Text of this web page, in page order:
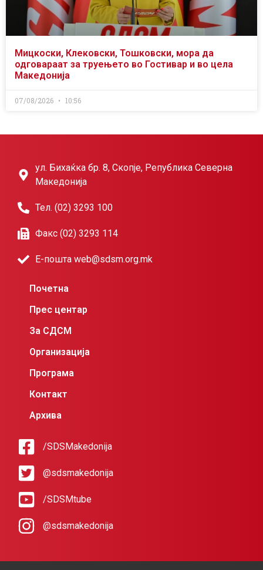
Мицкоски, Клековски, Тошковски, мора да
одговараат за труењето во Гостивар и во цела
Македонија
07/08/2026 10:56
ул. Бихаќка бр. 8, Скопје, Република Северна
Македонија
Тел. (02) 3293 100
Факс (02) 3293 114
Е-пошта web@sdsm.org.mk
Почетна
Прес центар
За СДСМ
Организација
Програма
Контакт
Архива
/SDSMakedonija
@sdsmakedonija
/SDSMtube
@sdsmakedonija